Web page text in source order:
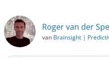
Roger van der
van Brainsight |